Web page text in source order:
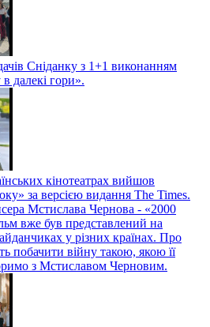
Сніданку з 1+1 виконанням
в далекі гори».
кінотеатрах вийшов
за версією видання The Times.
Мстислава Чернова - «2000
вже був представлений на
у різних країнах. Про
побачити війну такою, якою її
з Мстиславом Черновим.